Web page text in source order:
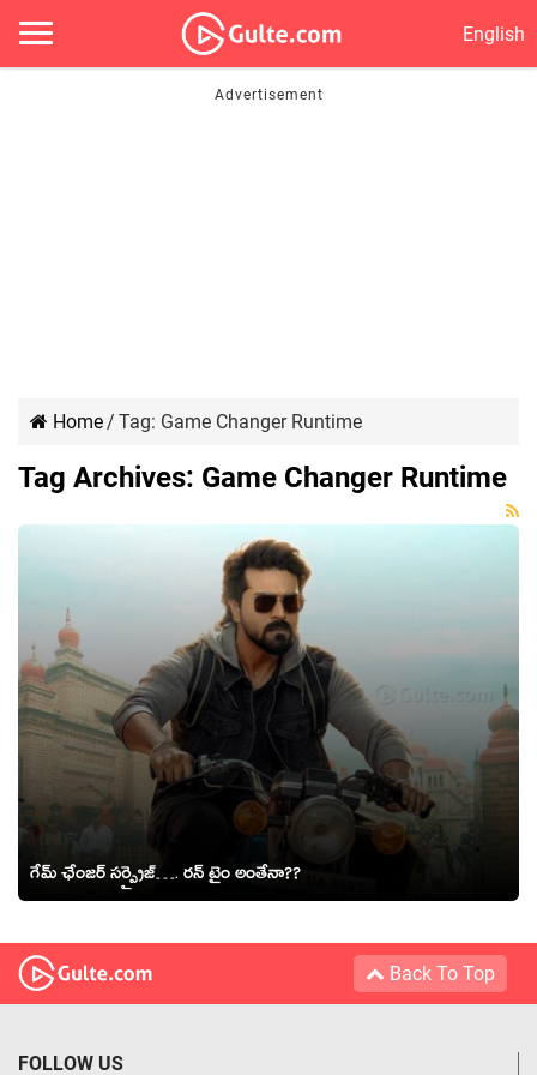
English
Home/ Tag: Game Changer Runtime
Tag Archives: Game Changer Runtime
గేమ్ ఛేంజర్ సర్ప్రైజ్…. రన్ టైం అంతేనా??
Back To Top
FOLLOW US